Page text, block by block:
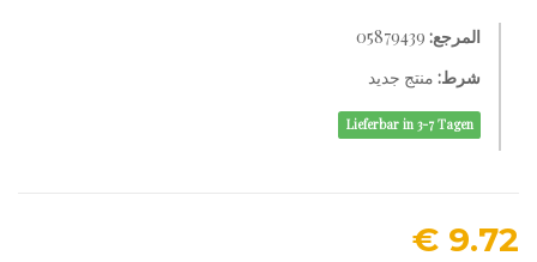
المرجع: 05879439
شرط: منتج جديد
Lieferbar in 3-7 Tagen
9.72 €